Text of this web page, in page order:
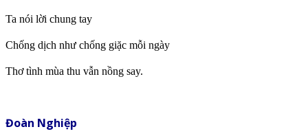
Ta nói lời chung tay
Chống dịch như chống giặc mỗi ngày
Thơ tình mùa thu vẫn nồng say.
Đoàn Nghiệp